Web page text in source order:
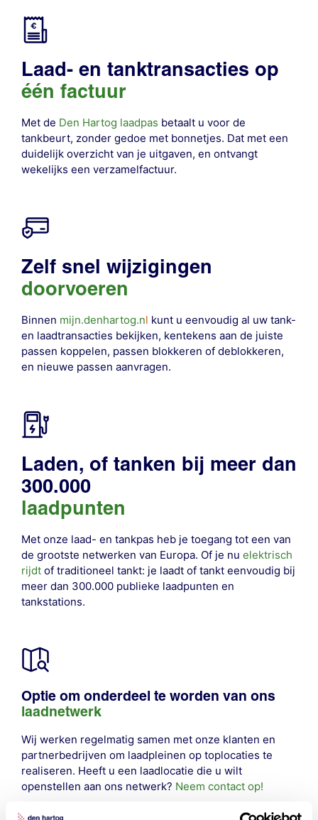
Laad- en tanktransacties op
één factuur
Met de Den Hartog laadpas betaalt u voor de
tankbeurt, zonder gedoe met bonnetjes. Dat met een
duidelijk overzicht van je uitgaven, en ontvangt
wekelijks een verzamelfactuur.
Zelf snel wijzigingen
doorvoeren
Binnen mijn.denhartog.nl kunt u eenvoudig al uw tank-
en laadtransacties bekijken, kentekens aan de juiste
passen koppelen, passen blokkeren of deblokkeren,
en nieuwe passen aanvragen.
Laden, of tanken bij meer dan
300.000
laadpunten
Met onze laad- en tankpas heb je toegang tot een van
de grootste netwerken van Europa. Of je nu elektrisch
rijdtof traditioneel tankt: je laadt of tankt eenvoudig bij
meer dan 300.000 publieke laadpunten en
tankstations.
Optie om onderdeel te worden van ons
laadnetwerk
Wij werken regelmatig samen met onze klanten en
partnerbedrijven om laadpleinen op toplocaties te
realiseren. Heeft u een laadlocatie die u wilt
openstellen aan ons netwerk? Neem contact op!